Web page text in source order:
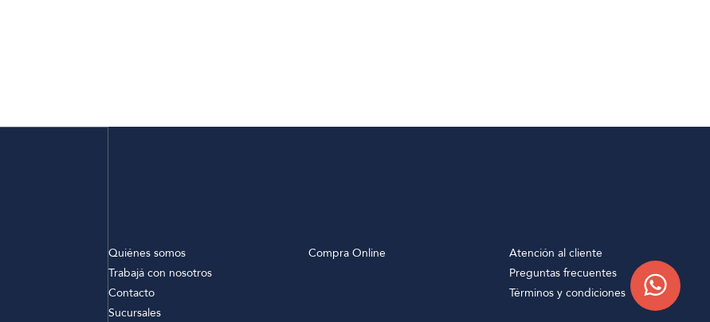
Quiénes somos
Trabajá con nosotros
Contacto
Sucursales
Compra Online
Atención al cliente
Preguntas frecuentes
Términos y condiciones